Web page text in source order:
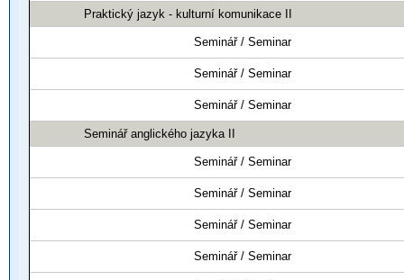
Praktický jazyk - kulturní komunikace II
Seminář / Seminar
Seminář / Seminar
Seminář / Seminar
Seminář anglického jazyka II
Seminář / Seminar
Seminář / Seminar
Seminář / Seminar
Seminář / Seminar